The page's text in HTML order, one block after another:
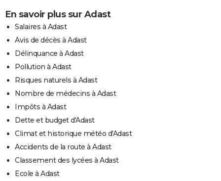
En savoir plus sur Adast
Salaires à Adast
Avis de décès à Adast
Délinquance à Adast
Pollution à Adast
Risques naturels à Adast
Nombre de médecins à Adast
Impôts à Adast
Dette et budget d'Adast
Climat et historique météo d'Adast
Accidents de la route à Adast
Classement des lycées à Adast
Ecole à Adast